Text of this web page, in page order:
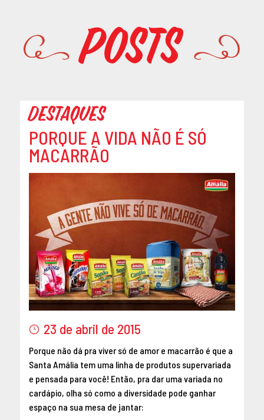
Posts
Destaques
PORQUE A VIDA NÃO É SÓ
MACARRÃO
23 de abril de 2015
Porque não dá pra viver só de amor e macarrão é que a
Santa Amália tem uma linha de produtos supervariada
e pensada para você! Então, pra dar uma variada no
cardápio, olha só como a diversidade pode ganhar
espaço na sua mesa de jantar: